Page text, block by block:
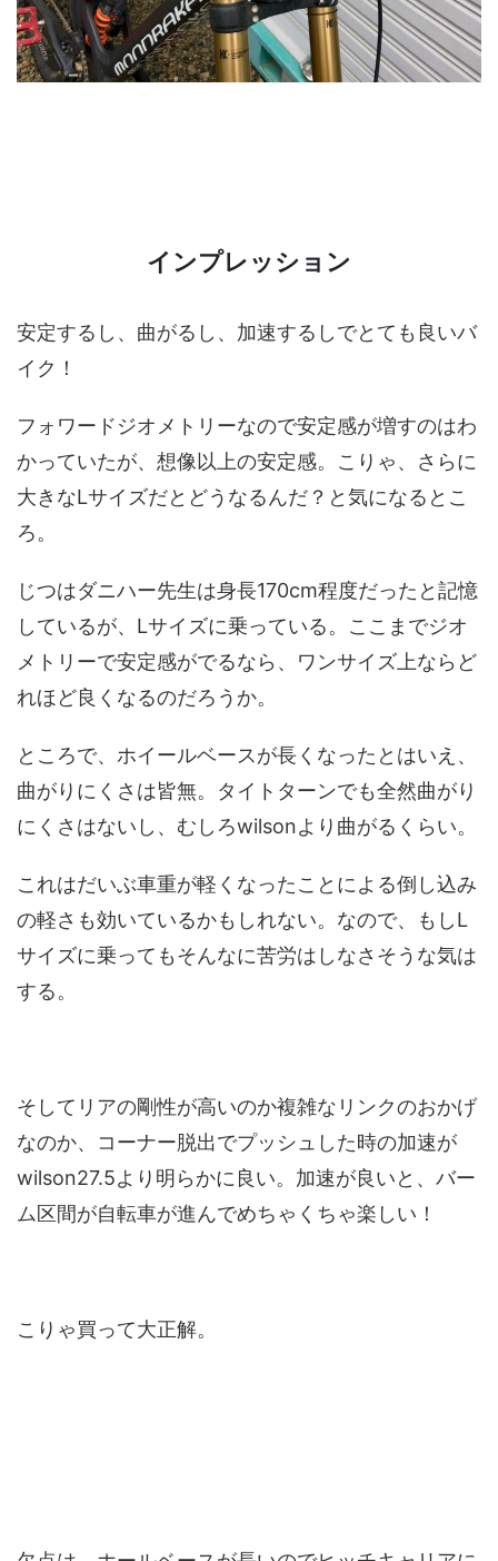
インプレッション
安定するし、曲がるし、加速するしでとても良いバ
イク！
フォワードジオメトリーなので安定感が増すのはわ
かっていたが、想像以上の安定感。こりゃ、さらに
大きなLサイズだとどうなるんだ？と気になるとこ
ろ。
じつはダニハー先生は身長170cm程度だったと記憶
しているが、Lサイズに乗っている。ここまでジオ
メトリーで安定感がでるなら、ワンサイズ上ならど
れほど良くなるのだろうか。
ところで、ホイールベースが長くなったとはいえ、
曲がりにくさは皆無。タイトターンでも全然曲がり
にくさはないし、むしろwilsonより曲がるくらい。
これはだいぶ車重が軽くなったことによる倒し込み
の軽さも効いているかもしれない。なので、もしL
サイズに乗ってもそんなに苦労はしなさそうな気は
する。
そしてリアの剛性が高いのか複雑なリンクのおかげ
なのか、コーナー脱出でプッシュした時の加速が
wilson27.5より明らかに良い。加速が良いと、バー
ム区間が自転車が進んでめちゃくちゃ楽しい！
こりゃ買って大正解。